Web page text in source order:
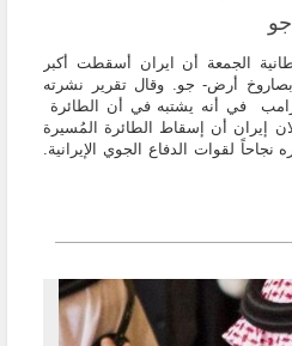
الجمعة أن ايران أسقطت أكبر
أرض- جو. وقال تقرير نشرته
في أنه يشتبه في أن الطائرة
إيران أن إسقاط الطائرة المُسيرة
نجاحاً لقوات الدفاع الجوي الإيرانية.